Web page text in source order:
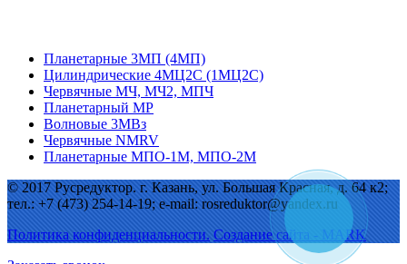
Планетарные 3МП (4МП)
Цилиндрические 4МЦ2С (1МЦ2С)
Червячные МЧ, МЧ2, МПЧ
Планетарный МР
Волновые 3МВз
Червячные NMRV
Планетарные МПО-1М, МПО-2М
© 2017 Русредуктор. г. Казань, ул. Большая Красная, д. 64 к2;
тел.: +7 (473) 254-14-19; e-mail: rosreduktor@yandex.ru
Политика конфиденциальности. Создание сайта - MARK